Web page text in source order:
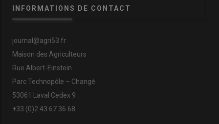
INFORMATIONS DE CONTACT
journal@agri53.fr
Maison des Agriculteurs
Rue Albert-Einstein
Parc Technopôle – Changé
53061 Laval Cedex 9
+33 (0)2 43 67 36 68